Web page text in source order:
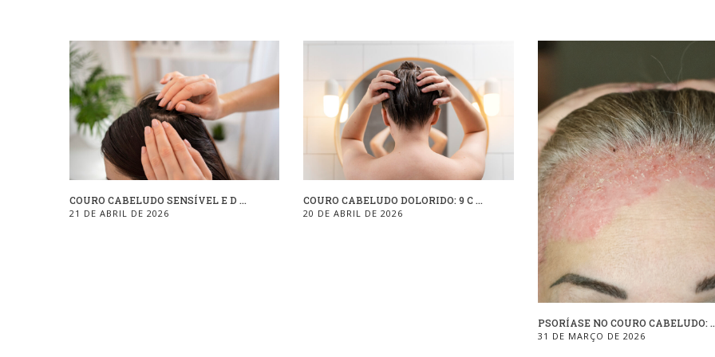
COURO CABELUDO SENSÍVEL E D ...
21 DE ABRIL DE 2026
COURO CABELUDO DOLORIDO: 9 C ...
20 DE ABRIL DE 2026
PSORÍASE NO COURO CABELUDO:
31 DE MARÇO DE 2026